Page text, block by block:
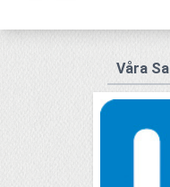
Våra